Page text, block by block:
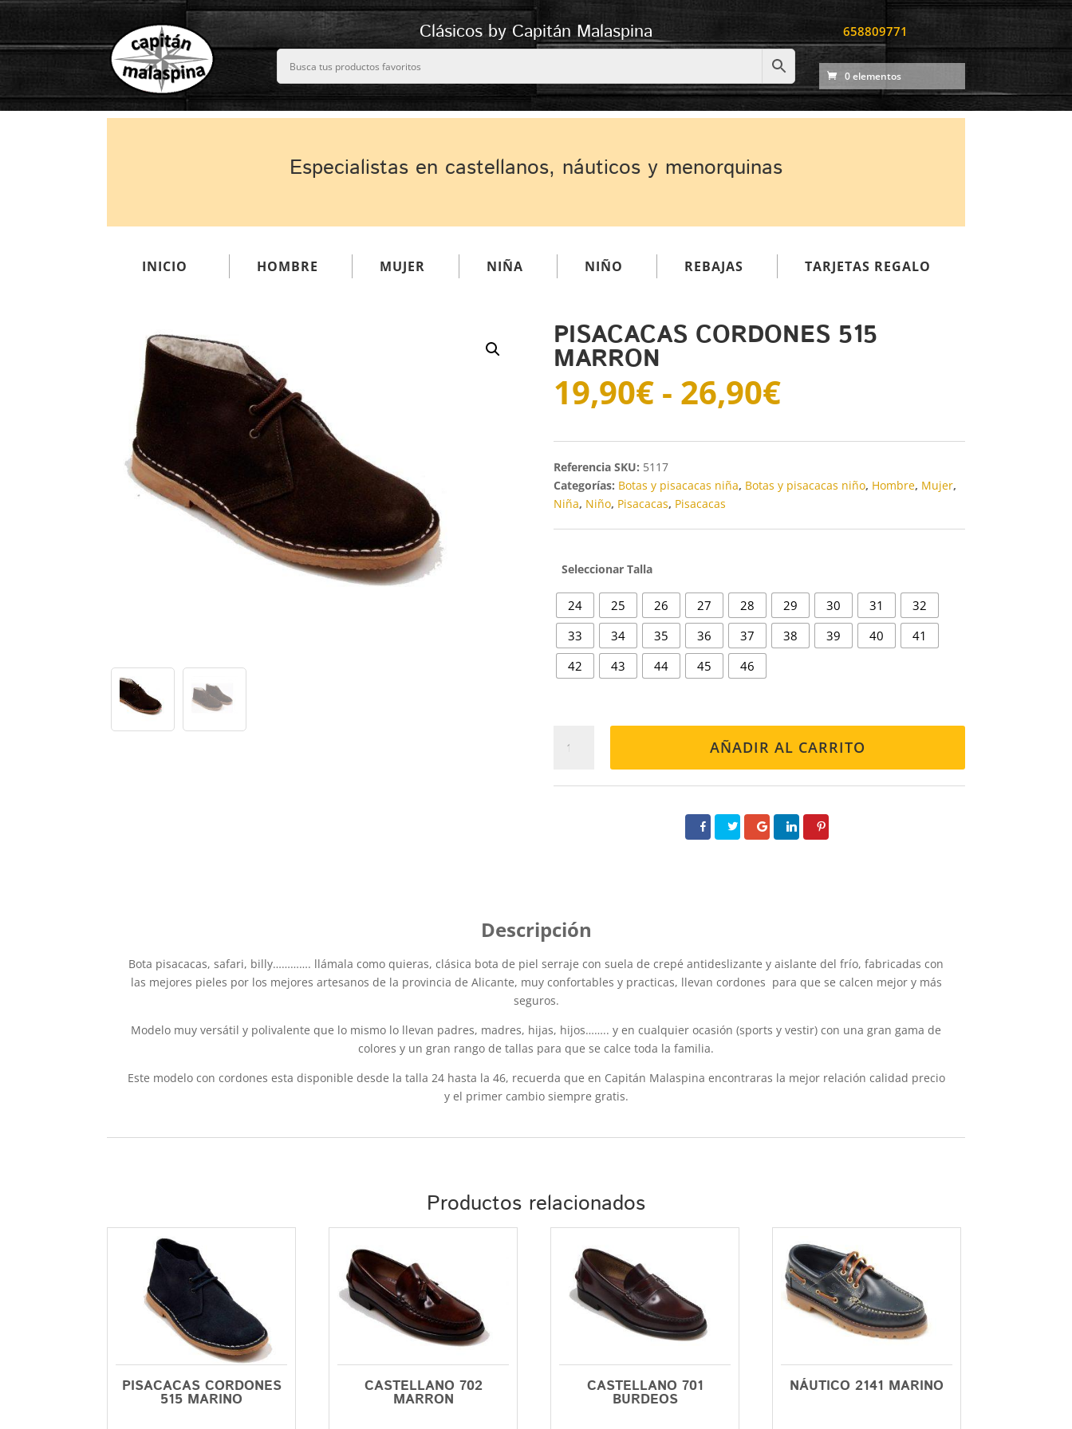
Clásicos by Capitán Malaspina 658809771
0 elementos
Especialistas en castellanos, náuticos y menorquinas
INICIO HOMBRE MUJER NIÑA NIÑO REBAJAS TARJETAS REGALO
PISACACAS CORDONES 515
MARRON
19,90€ - 26,90€Rango
de
desde
hasta
26,90€
Talla
24 25 26 27 28 29 30 31
32
33
34 35 36 37 38 39 40
41
42
43 44 45 46
MARRON
AÑADIR AL CARRITO
SKU: 5117
Categorías: Botas y pisacacas niña, Botas y pisacacas niño, Hombre, Mujer,
Niña, Niño, Pisacacas, Pisacacas
Bota pisacacas, safari, billy…………. llámala como quieras, clásica bota de piel serraje con suela de crepé antideslizante y aislante del frío, fabricadas con
las mejores pieles por los mejores artesanos de la provincia de Alicante, muy confortables y practicas, llevan cordones para que se calcen mejor y más
seguros.
Modelo muy versátil y polivalente que lo mismo lo llevan padres, madres, hijas, hijos…….. y en cualquier ocasión (sports y vestir) con una gran gama de
colores y un gran rango de tallas para que se calce toda la familia.
Este modelo con cordones esta disponible desde la talla 24 hasta la 46, recuerda que en Capitán Malaspina encontraras la mejor relación calidad precio
y el primer cambio siempre gratis.
Productos relacionados
PISACACAS CORDONES
515 MARINO
CASTELLANO 702
MARRON
CASTELLANO 701
BURDEOS
NÁUTICO 2141 MARINO